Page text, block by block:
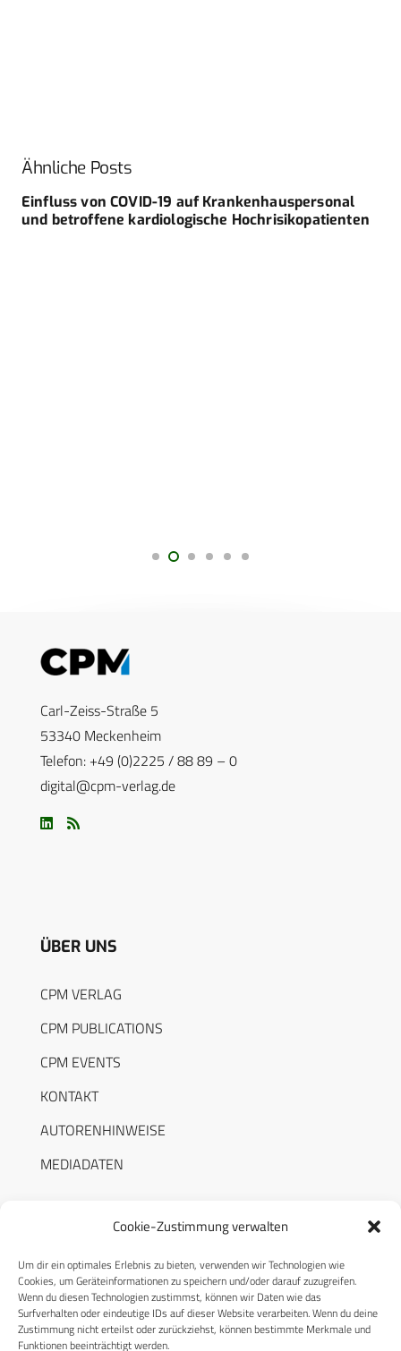
Cookie-Zustimmung verwalten
Um dir ein optimales Erlebnis zu bieten, verwenden wir Technologien wie
Cookies, um Geräteinformationen zu speichern und/oder darauf zuzugreifen.
Wenn du diesen Technologien zustimmst, können wir Daten wie das
Surfverhalten oder eindeutige IDs auf dieser Website verarbeiten. Wenn du deine
Zustimmung nicht erteilst oder zurückziehst, können bestimmte Merkmale und
Funktionen beeinträchtigt werden.
Ähnliche Posts
Einfluss von COVID-19 auf Krankenhauspersonal
und betroffene kardiologische Hochrisikopatienten
Carl-Zeiss-Straße 5
53340 Meckenheim
Telefon: +49 (0)2225 / 88 89 – 0
digital@cpm-verlag.de
ÜBER UNS
CPM VERLAG
CPM PUBLICATIONS
CPM EVENTS
KONTAKT
AUTORENHINWEISE
MEDIADATEN
RECHTLICHES
Datenschutzerklärung